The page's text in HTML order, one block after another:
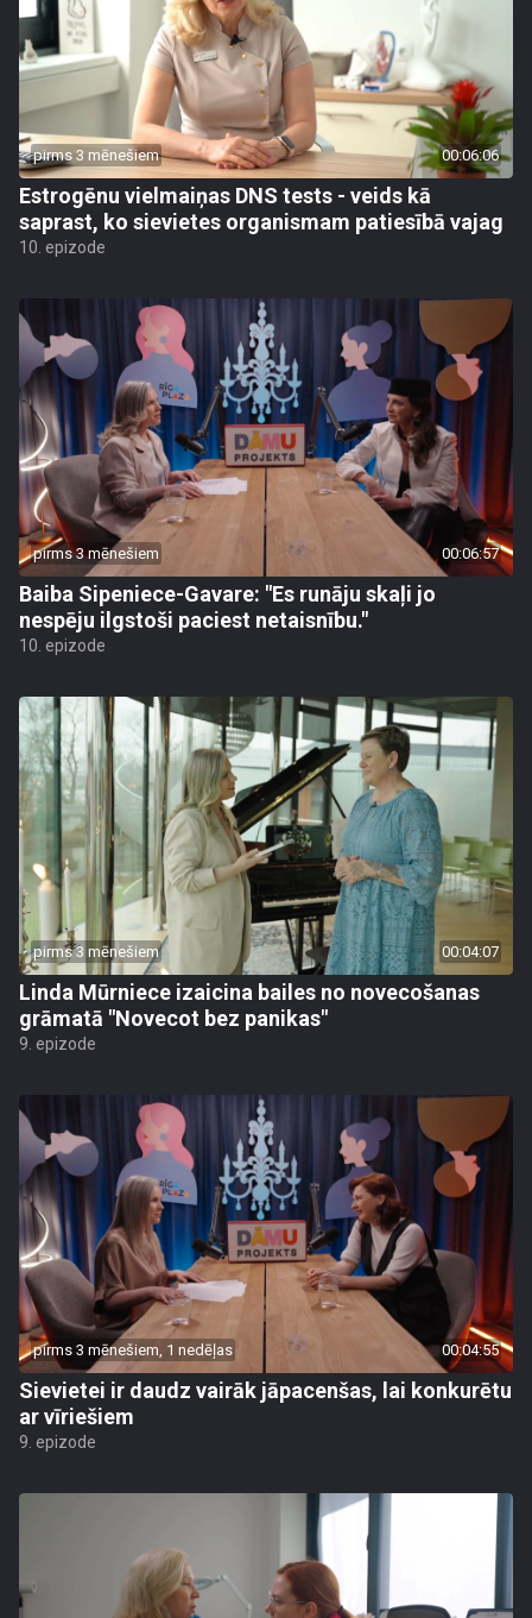
pirms 3 mēnešiem 00:06:06
Estrogēnu vielmaiņas DNS tests - veids kā
saprast, ko sievietes organismam patiesībā vajag
10. epizode
pirms 3 mēnešiem 00:06:57
Baiba Sipeniece-Gavare: "Es runāju skaļi jo
nespēju ilgstoši paciest netaisnību."
10. epizode
pirms 3 mēnešiem 00:04:07
Linda Mūrniece izaicina bailes no novecošanas
grāmatā "Novecot bez panikas"
9. epizode
pirms 3 mēnešiem, 1 nedēļas 00:04:55
Sievietei ir daudz vairāk jāpacenšas, lai konkurētu
ar vīriešiem
9. epizode